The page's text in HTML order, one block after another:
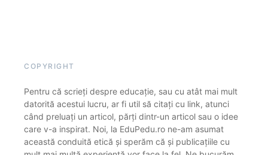
COPYRIGHT
Pentru că scrieți despre educație, sau cu atât mai mult
datorită acestui lucru, ar fi util să citați cu link, atunci
când preluați un articol, părți dintr-un articol sau o idee
care v-a inspirat. Noi, la EduPedu.ro ne-am asumat
această conduită etică și sperăm că și publicațiile cu